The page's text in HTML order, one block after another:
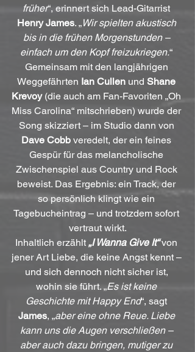
früher“, erinnert sich Lead-Gitarrist
Henry James. „Wir spielten akustisch
bis in die frühen Morgenstunden –
einfach um den Kopf freizukriegen.“
Gemeinsam mit den langjährigen
Weggefährten Ian Cullen und Shane
Krevoy (die auch am Fan-Favoriten „Oh
Miss Carolina“ mitschrieben) wurde der
Song skizziert – im Studio dann von
Dave Cobb veredelt, der ein feines
Gespür für das melancholische
Zwischenspiel aus Country und Rock
beweist. Das Ergebnis: ein Track, der
so persönlich klingt wie ein
Tagebucheintrag – und trotzdem sofort
vertraut wirkt.
Inhaltlich erzählt „I Wanna Give It“ von
jener Art Liebe, die keine Angst kennt –
und sich dennoch nicht sicher ist,
wohin sie führt. „Es ist keine
Geschichte mit Happy End“, sagt
James, „aber eine ohne Reue. Liebe
kann uns die Augen verschließen –
aber auch dazu bringen, mutiger zu